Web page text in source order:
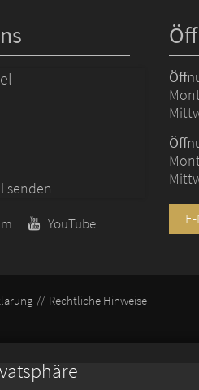
senden
YouTube
Rechtliche Hinweise